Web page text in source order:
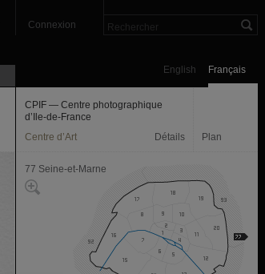
Connexion
Français
English
CPIF — Centre photographique
d’Ile-de-France
Centre d’Art
Détails Plan
77 Seine-et-Marne